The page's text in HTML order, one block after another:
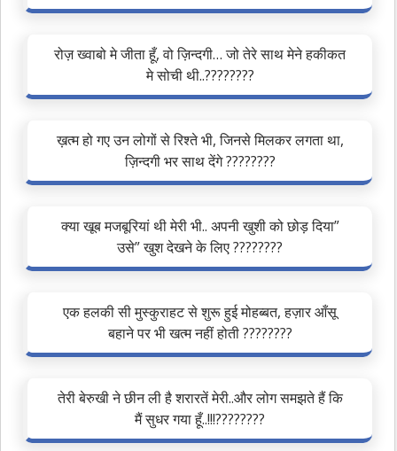
रोज़ ख्वाबो मे जीता हूँ, वो ज़िन्दगी… जो तेरे साथ मेने हकीकत
मे सोची थी..????????
ख़त्म हो गए उन लोगों से रिश्ते भी, जिनसे मिलकर लगता था,
ज़िन्दगी भर साथ देंगे ????????
क्या खूब मजबूरियां थी मेरी भी.. अपनी खुशी को छोड़ दिया”
उसे” खुश देखने के लिए ????????
एक हलकी सी मुस्कुराहट से शुरू हुई मोहब्बत, हज़ार आँसू
बहाने पर भी खत्म नहीं होती ????????
तेरी बेरुखी ने छीन ली है शरारतें मेरी..और लोग समझते हैं कि
मैं सुधर गया हूँ..!!!????????